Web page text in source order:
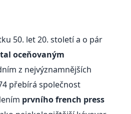
50. let 20. století a o pár
oceňovaným
z nejvýznamnějších
přebírá společnost
prvního french press